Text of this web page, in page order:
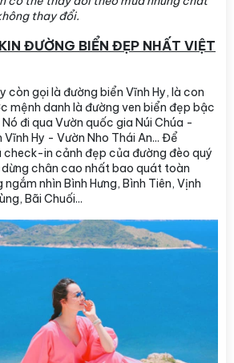
thay đổi.
ĐƯỜNG BIỂN ĐẸP NHẤT VIỆT
còn gọi là đường biển Vĩnh Hy, là con
mệnh danh là đường ven biển đẹp bậc
đi qua Vườn quốc gia Núi Chúa -
Vĩnh Hy - Vườn Nho Thái An... Để
check-in cảnh đẹp của đường đèo quý
chân cao nhất bao quát toàn
nhìn Bình Hưng, Bình Tiên, Vịnh
Bãi Chuối...